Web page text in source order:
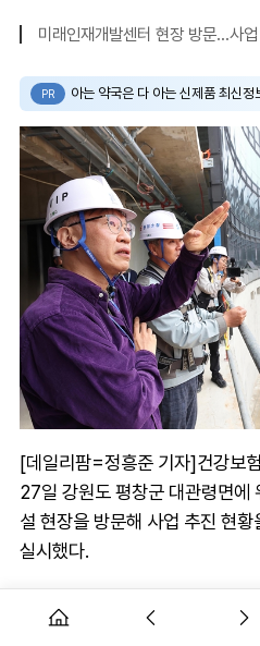
미래인재개발센터 현장 방문...사
PR 아는 약국은 다 아는 신제품 최신정
[데일리팜=정흥준 기자]건강보
27일 강원도 평창군 대관령면에
설 현장을 방문해 사업 추진 현
실시했다.
건설 현장의 안전보건 관리 실태